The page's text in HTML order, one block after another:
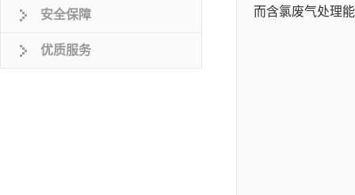
安全保障
优质服务
而含氯废气处理